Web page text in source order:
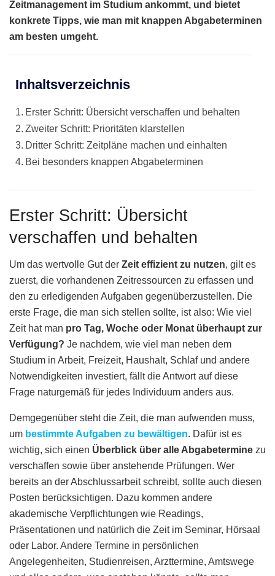
Zeitmanagement im Studium ankommt, und bietet
konkrete Tipps, wie man mit knappen Abgabeterminen
am besten umgeht.
Inhaltsverzeichnis
Erster Schritt: Übersicht verschaffen und behalten
Zweiter Schritt: Prioritäten klarstellen
Dritter Schritt: Zeitpläne machen und einhalten
Bei besonders knappen Abgabeterminen
Erster Schritt: Übersicht
verschaffen und behalten
Um das wertvolle Gut der Zeit effizient zu nutzen, gilt es
zuerst, die vorhandenen Zeitressourcen zu erfassen und
den zu erledigenden Aufgaben gegenüberzustellen. Die
erste Frage, die man sich stellen sollte, ist also: Wie viel
Zeit hat man pro Tag, Woche oder Monat überhaupt zur
Verfügung? Je nachdem, wie viel man neben dem
Studium in Arbeit, Freizeit, Haushalt, Schlaf und andere
Notwendigkeiten investiert, fällt die Antwort auf diese
Frage naturgemäß für jedes Individuum anders aus.
Demgegenüber steht die Zeit, die man aufwenden muss,
um bestimmte Aufgaben zu bewältigen. Dafür ist es
wichtig, sich einen Überblick über alle Abgabetermine zu
verschaffen sowie über anstehende Prüfungen. Wer
bereits an der Abschlussarbeit schreibt, sollte auch diesen
Posten berücksichtigen. Dazu kommen andere
akademische Verpflichtungen wie Readings,
Präsentationen und natürlich die Zeit im Seminar, Hörsaal
oder Labor. Andere Termine in persönlichen
Angelegenheiten, Studienreisen, Arzttermine, Amtswege